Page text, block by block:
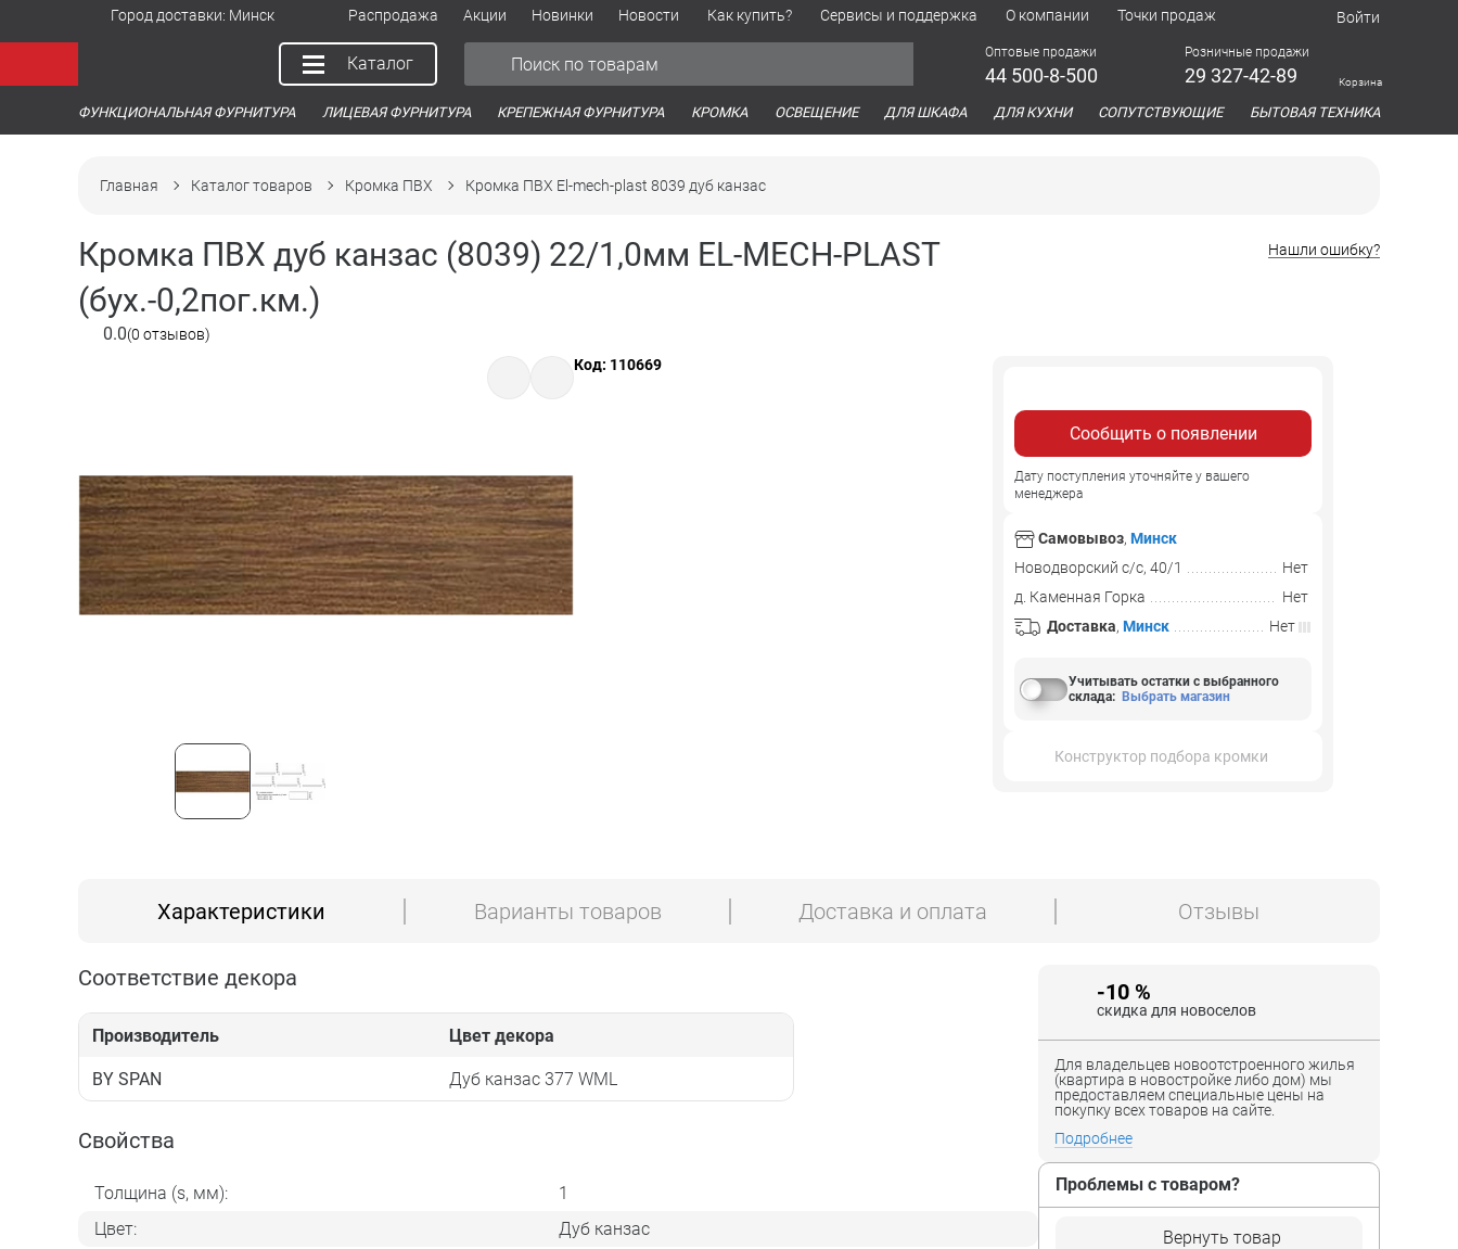
Город доставки: Минск Распродажа Акции Новинки Новости Как купить? Сервисы и поддержка О компании Точки продаж Войти
Каталог
Оптовые продажи
44 500-8-500
Розничные продажи
29 327-42-89 Корзина
ФУНКЦИОНАЛЬНАЯ ФУРНИТУРА ЛИЦЕВАЯ ФУРНИТУРА КРЕПЕЖНАЯ ФУРНИТУРА КРОМКА ОСВЕЩЕНИЕ ДЛЯ ШКАФА ДЛЯ КУХНИ СОПУТСТВУЮЩИЕ БЫТОВАЯ ТЕХНИКА
Главная Каталог товаров Кромка ПВХ Кромка ПВХ El-mech-plast 8039 дуб канзас
Кромка ПВХ дуб канзас (8039) 22/1,0мм EL-MECH-PLAST
(бух.-0,2пог.км.)
0.0(0 отзывов)
Нашли ошибку?
Код: 110669
Сообщить о появлении
Дату поступления уточняйте у вашего
менеджера
Самовывоз, Минск
Новодворский с/с, 40/1
Нет
д. Каменная Горка
Нет
Доставка, Минск Нет
Учитывать остатки с выбранного
склада: Выбрать магазин
Конструктор подбора кромки
Характеристики Варианты товаров Доставка и оплата Отзывы
Соответствие декора
Производитель Цвет декора
BY SPAN Дуб канзас 377 WML
Свойства
Толщина (s, мм):
1
Цвет:
Дуб канзас
-10 %
скидка для новоселов
Для владельцев новоотстроенного жилья
(квартира в новостройке либо дом) мы
предоставляем специальные цены на
покупку всех товаров на сайте.
Подробнее
Проблемы с товаром?
Вернуть товар